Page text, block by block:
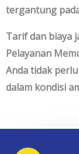
tergantung
Tarif dan biaya
Pelayanan
Anda tidak
dalam kondisi